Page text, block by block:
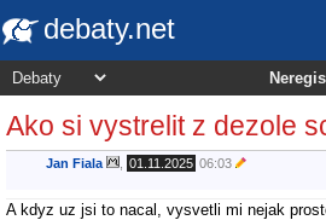
debaty.net
Ako si vystrelit z dezole
Jan Fiala 01.11.2025 06:03
A kdyz uz jsi to nacal, vysvetli mi nejak